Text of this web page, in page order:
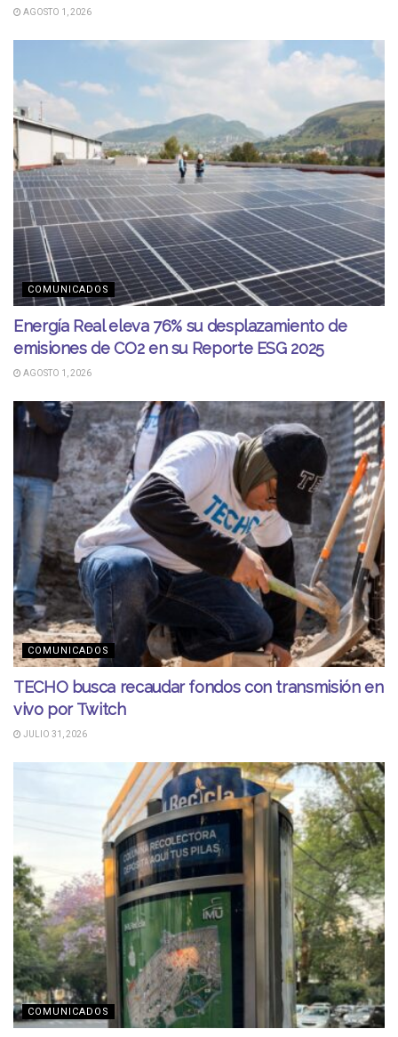
AGOSTO 1, 2026
COMUNICADOS
Energía Real eleva 76% su desplazamiento de
emisiones de CO2 en su Reporte ESG 2025
AGOSTO 1, 2026
COMUNICADOS
TECHO busca recaudar fondos con transmisión en
vivo por Twitch
JULIO 31, 2026
COMUNICADOS